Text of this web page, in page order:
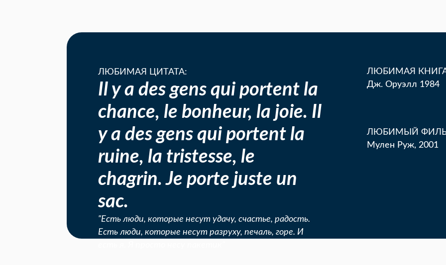
ЛЮБИМАЯ
Дж. Оруэлл 1984
ЛЮБИМЫЙ
Мулен Руж, 2001
ЛЮБИМАЯ ЦИТАТА:
Il y a des gens qui portent la
chance, le bonheur, la joie. Il
y a des gens qui portent la
ruine, la tristesse, le
chagrin. Je porte juste un
sac.
"Есть люди, которые несут удачу, счастье, радость.
Есть люди, которые несут разруху, печаль, горе. И